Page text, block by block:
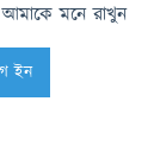
আমাকে মনে রাখুন